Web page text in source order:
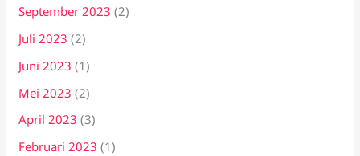
September 2023 (2)
Juli 2023 (2)
Juni 2023 (1)
Mei 2023 (2)
April 2023 (3)
Februari 2023 (1)